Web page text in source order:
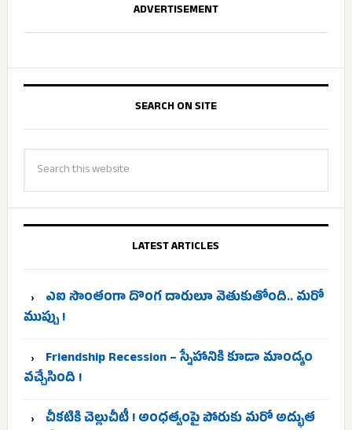
ADVERTISEMENT
SEARCH ON SITE
LATEST ARTICLES
ఎఐ సొంతంగా దొంగ దారులూ వెతుకుతోంది.. మరో
ముప్పు !
Friendship Recession – స్నేహానికి కూడా మాంద్యం
వచ్చేసింది !
చీకటికి చెల్లుచీటీ ! అంధత్వంపై పోరుకు మరో అద్భుత